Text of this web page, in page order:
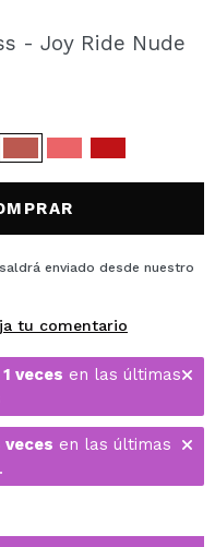
podrás realizar
el estado de tus
anteriores.
- Joy Ride Nude
enviado desde nuestro
tu comentario
veces en las últimas
en las últimas